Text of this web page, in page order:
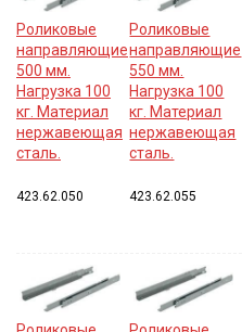
Роликовые
направляющие
500 мм.
Нагрузка 100
кг. Материал
нержавеющая
сталь.
423.62.050
Роликовые
направляющие
550 мм.
Нагрузка 100
кг. Материал
нержавеющая
сталь.
423.62.055